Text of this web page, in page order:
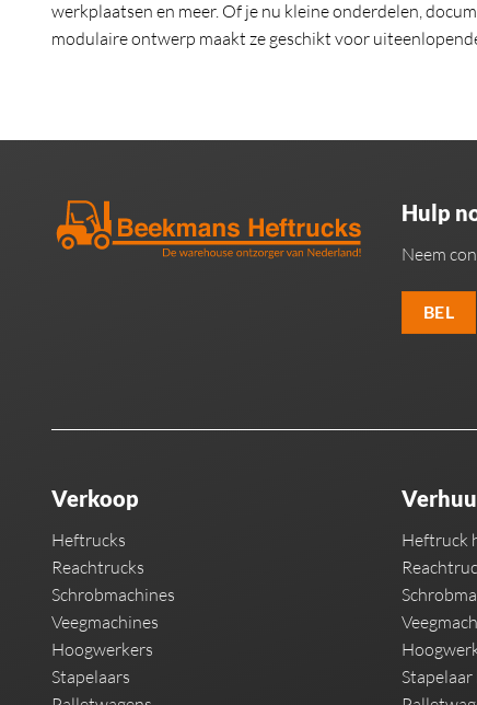
werkplaatsen en meer. Of je nu kleine onderdelen,
modulaire ontwerp maakt ze geschikt voor
Hulp
Neem
BEL
Verkoop
Heftrucks
Reachtrucks
Schrobmachines
Veegmachines
Hoogwerkers
Stapelaars
Heftruck